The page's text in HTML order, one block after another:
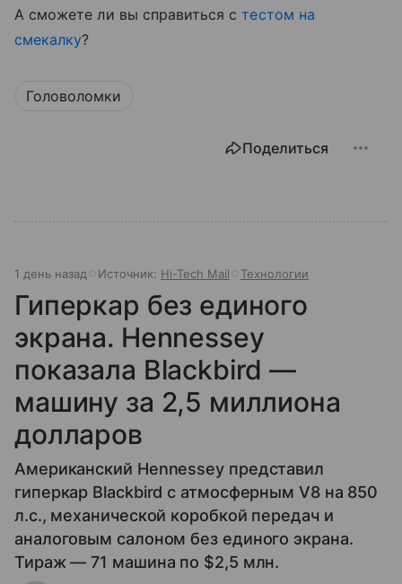
А сможете ли вы справиться стестом на
смекалку?
Головоломки
Поделиться
1 день назад Источник: Hi-Tech Mail Технологии
Гиперкар без единого
экрана. Hennessey
показала Blackbird —
машину за 2,5 миллиона
долларов
Американский Hennessey представил
гиперкар Blackbird с атмосферным V8 на 850
л.с., механической коробкой передач и
аналоговым салоном без единого экрана.
Тираж — 71 машина по $2,5 млн.